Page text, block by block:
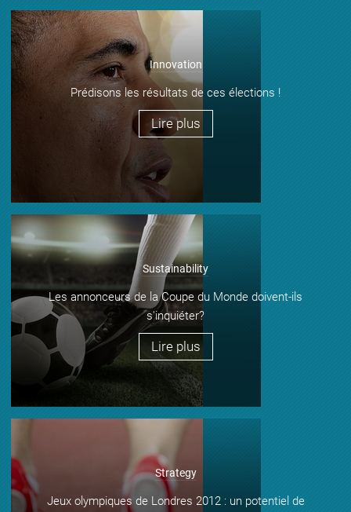
Innovation
Prédisons les résultats de ces élections !
Lire plus
Sustainability
Les annonceurs de la Coupe du Monde doivent-ils
s'inquiéter?
Lire plus
Strategy
Jeux olympiques de Londres 2012 : un potentiel de